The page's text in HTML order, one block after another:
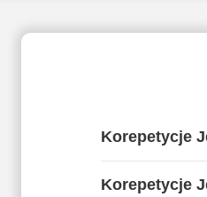
Korepetycje
Korepetycje